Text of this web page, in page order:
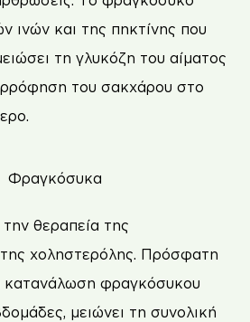
ινών και της πηκτίνης που
τη γλυκόζη του αίματος
του σακχάρου στο
την θεραπεία της
της χοληστερόλης. Πρόσφατη
κατανάλωση φραγκόσυκου
μειώνει τη συνολική